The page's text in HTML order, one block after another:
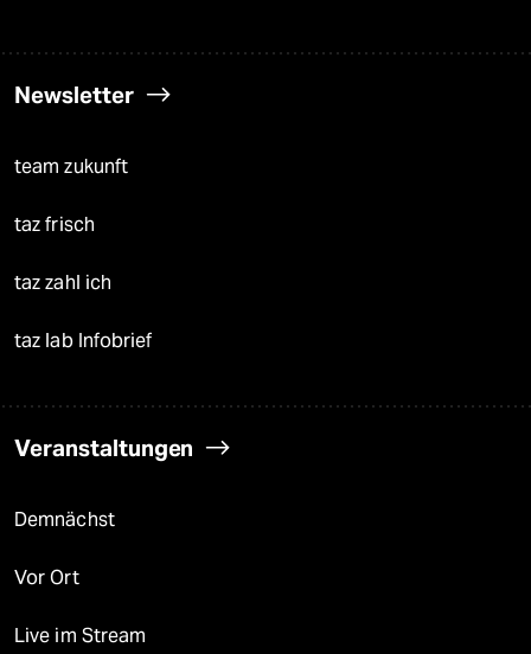
Newsletter
team zukunft
taz frisch
taz zahl ich
taz lab Infobrief
Veranstaltungen
Demnächst
Vor Ort
Live im Stream